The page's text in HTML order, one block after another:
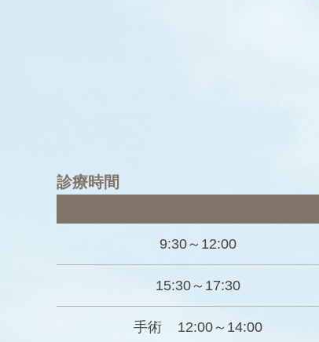
診療時間
9:30～12:00
15:30～17:30
手術 12:00～14:00